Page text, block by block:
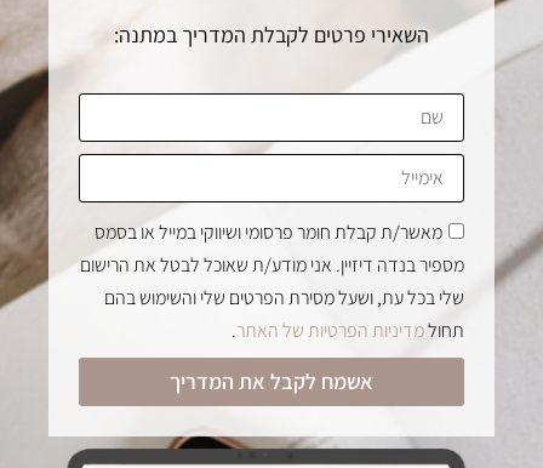
השאירי פרטים לקבלת המדריך במתנה:
מאשר/ת קבלת חומר פרסומי ושיווקי במייל או בסמס
מספיר בנדה דיזיין. אני מודע/ת שאוכל לבטל את הרישום
שלי בכל עת, ושעל מסירת הפרטים שלי והשימוש בהם
תחולמדיניות הפרטיות של האתר.
אשמח לקבל את המדריך